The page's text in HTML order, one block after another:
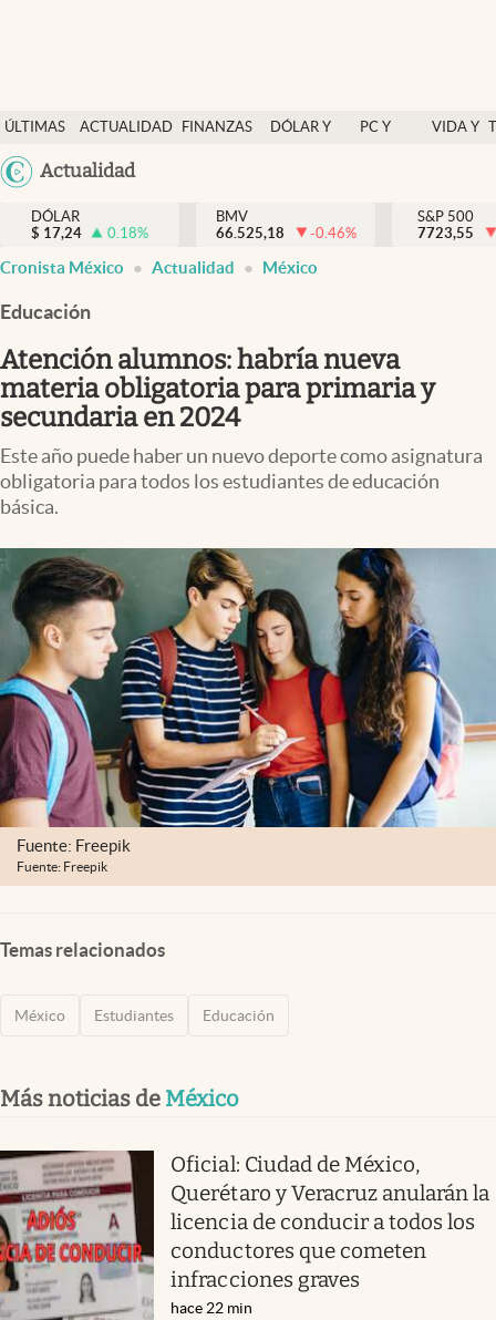
ÚLTIMAS
NOTICIAS
ACTUALIDAD
FINANZAS
DÓLAR Y
PC Y
VIDA Y
México
Actualidad
Actualidad
Finanzas y economía
Dólar y mercados
Pc y celular
Vida y estilo
Tv
Clima
Espiritualidad
Mediakit
abre en nueva pestaña
México
DÓLAR
$ 17,24 0.18%
BMV
66.525,18
-0.46%
S&P 500
7723,55
Cronista México Actualidad México
Educación
Atención alumnos: habría nueva
materia obligatoria para primaria y
secundaria en 2024
Este año puede haber un nuevo deporte como asignatura
obligatoria para todos los estudiantes de educación
básica.
Fuente: Freepik
Fuente: Freepik
Temas relacionados
México Estudiantes Educación
Más noticias de México
Oficial: Ciudad de México,
Querétaro y Veracruz anularán la
licencia de conducir a todos los
conductores que cometen
infracciones graves
hace 22 min